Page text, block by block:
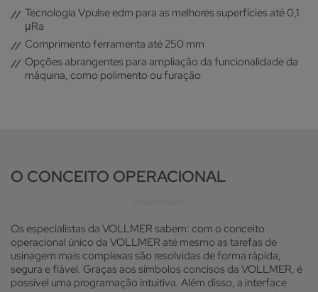
Tecnologia Vpulse edm para as melhores superfícies até 0,1
μRa
Comprimento ferramenta até 250 mm
Opções abrangentes para ampliação da funcionalidade da
máquina, como polimento ou furação
O CONCEITO OPERACIONAL
Os especialistas da VOLLMER sabem: com o conceito
operacional único da VOLLMER até mesmo as tarefas de
usinagem mais complexas são resolvidas de forma rápida,
segura e fiável. Graças aos símbolos concisos da VOLLMER, é
possível uma programação intuitiva. Além disso, a interface